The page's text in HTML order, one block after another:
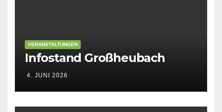
VERANSTALTUNGEN
Infostand Großheubach
4. JUNI 2026